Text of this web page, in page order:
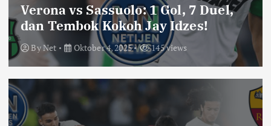
Verona vs Sassuolo: 1 Gol, 7 Duel,
dan Tembok Kokoh Jay Idzes!
ByNet Oktober 4, 2025 145 views